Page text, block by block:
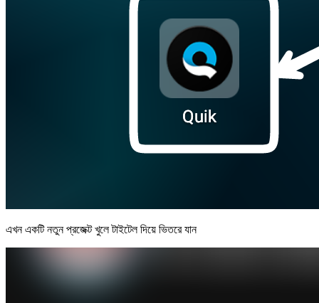
এখন একটি নতুন প্রজেক্ট খুলে টাইটেল দিয়ে ভিতরে যান